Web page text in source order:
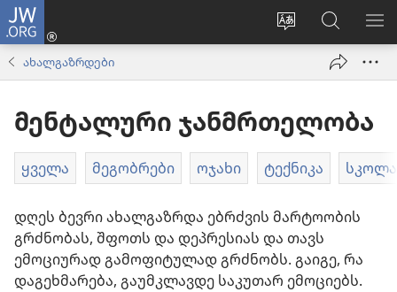
JW.ORG
ვებსაიტის
შეცვლა
შესვლა
(გაიხსნება
ფანჯარა)
ძებნა
JW.ORG
ახალგაზრდები
მენტალური ჯანმრთელობა
ყველა მეგობრები ოჯახი ტექნიკა სკოლა
დღეს ბევრი ახალგაზრდა ებრძვის მარტოობის
გრძნობას, შფოთს და დეპრესიას და თავს
ემოციურად გამოფიტულად გრძნობს. გაიგე, რა
დაგეხმარება, გაუმკლავდე საკუთარ ემოციებს.